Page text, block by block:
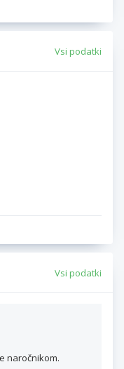
Vsi podatki
Vsi podatki
naročnikom.